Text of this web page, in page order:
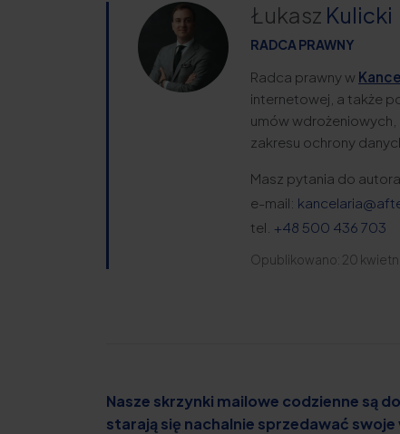
Łukasz Kulicki
RADCA PRAWNY
Radca prawny w
internetowej, a także
umów wdrożeniowych,
zakresu ochrony
Masz pytania do
e-mail:
tel. +48 500 436 703
Opublikowano: 20
Nasze skrzynki mailowe codzienne są
starają się nachalnie sprzedawać